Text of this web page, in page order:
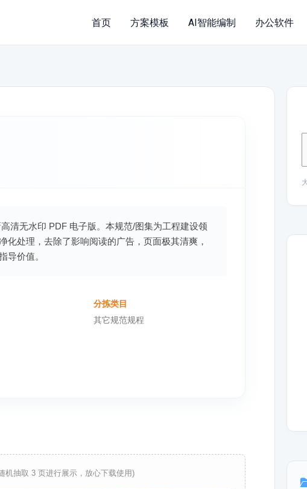
首页 方案模板 AI智能编制 办公软件
清无水印 PDF 电子版。本规范/图集为工程建设领
处理，去除了影响阅读的广告，页面极其清爽，
导价值。
分拣类目
其它规范规程
机抽取 3 页进行展示，放心下载使用)